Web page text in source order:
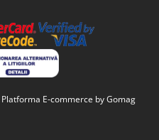
Platforma E-commerce by Gomag